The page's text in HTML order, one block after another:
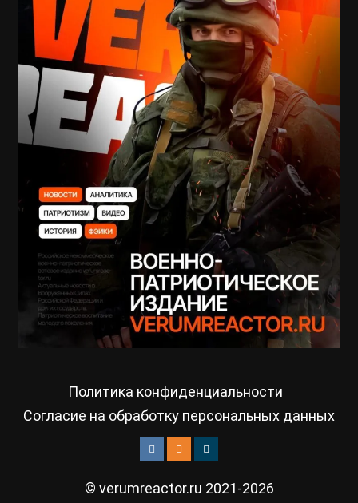
Политика конфиденциальности
Согласие на обработку персональных данных
© verumreactor.ru 2021-2026